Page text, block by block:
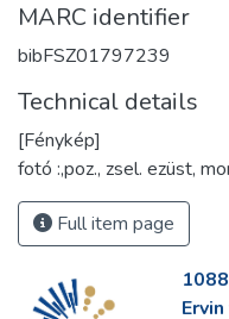
MARC identifier
bibFSZ01797239
Technical details
[Fénykép]
fotó :,poz., zsel. ezüst,
Full item page